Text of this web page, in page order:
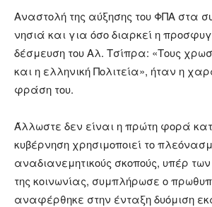
Αναστολή της αύξησης του ΦΠΑ στα
νησιά και για όσο διαρκεί η
δέσμευση του Αλ. Τσίπρα: «Τους
και η ελληνική Πολιτεία», ήταν η
φράση του.
Άλλωστε δεν είναι η πρώτη φορά
κυβέρνηση χρησιμοποιεί το
αναδιανεμητικούς σκοπούς, υπέρ
της κοινωνίας, συμπλήρωσε ο
αναφέρθηκε στην ένταξη δυόμιση